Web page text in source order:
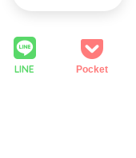
LINE Pocket